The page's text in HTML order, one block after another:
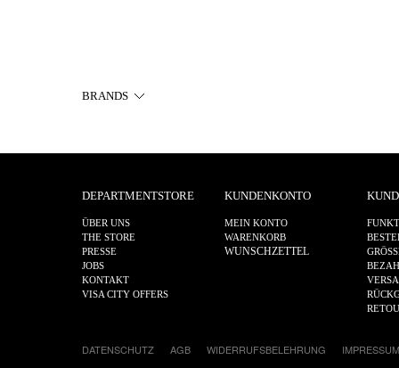
BRANDS
DEPARTMENTSTORE
ÜBER UNS
THE STORE
PRESSE
JOBS
KONTAKT
VISA CITY OFFERS
KUNDENKONTO
MEIN KONTO
WARENKORB
WUNSCHZETTEL
DATENSCHUTZ AGB WIDERRUFSBELEHRUNG
IMPRESSUM